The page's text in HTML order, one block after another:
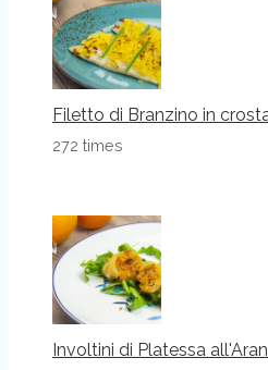
Filetto di Branzino in
272 times
Involtini di Platessa